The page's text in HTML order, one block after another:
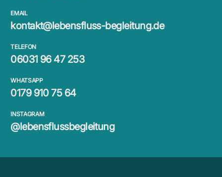
EMAIL
kontakt@lebensfluss-begleitung.de
TELEFON
06031 96 47 253
WHATSAPP
0179 910 75 64
INSTAGRAM
@lebensflussbegleitung